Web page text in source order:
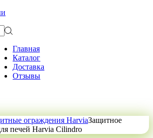
Главная
Каталог
Доставка
Отзывы
ограждения HarviaЗащитное
печей Harvia Cilindro